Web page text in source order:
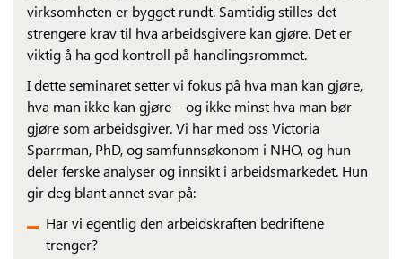
virksomheten er bygget rundt. Samtidig stilles det
strengere krav til hva arbeidsgivere kan gjøre. Det er
viktig å ha god kontroll på handlingsrommet.
I dette seminaret setter vi fokus på hva man kan gjøre,
hva man ikke kan gjøre – og ikke minst hva man bør
gjøre som arbeidsgiver. Vi har med oss Victoria
Sparrman, PhD, og samfunnsøkonom i NHO, og hun
deler ferske analyser og innsikt i arbeidsmarkedet. Hun
gir deg blant annet svar på:
Har vi egentlig den arbeidskraften bedriftene
trenger?